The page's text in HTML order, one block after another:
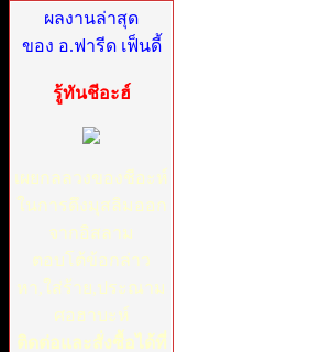
ผลงานล่าสุด
ของ อ.ฟารีด เฟ็นดี้
รู้ทันชีอะฮ์
เผยกลลวงของชีอะห์
ในการดึงมุสลิมออก
จากอิสลาม
ตอบโต้ข้อกล่าว
หา,ใส่ร้าย,ประณาม
ศอฮาบะห์
ติดต่อและสั่งซื้อได้ที่